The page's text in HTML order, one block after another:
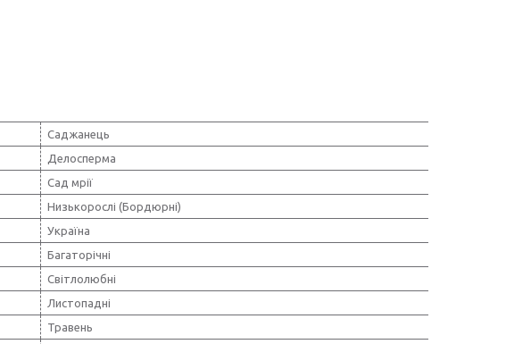
Саджанець
Делосперма
Сад мрії
Низькорослі (Бордюрні)
Україна
Багаторічні
Світлолюбні
Листопадні
Травень